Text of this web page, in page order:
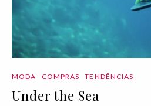
MODA COMPRAS TENDÊNCIAS
Under the Sea